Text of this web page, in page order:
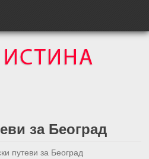
за Београд
путеви за Београд